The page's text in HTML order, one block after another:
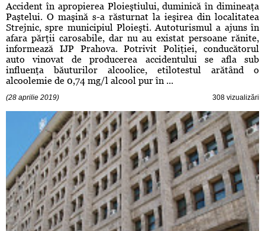
Accident în apropierea Ploieştiului, duminică în dimineaţa
Paştelui. O maşină s-a răsturnat la ieşirea din localitatea
Strejnic, spre municipiul Ploieşti. Autoturismul a ajuns în
afara părţii carosabile, dar nu au existat persoane rănite,
informează IJP Prahova. Potrivit Poliţiei, conducătorul
auto vinovat de producerea accidentului se afla sub
influenţa băuturilor alcoolice, etilotestul arătând o
alcoolemie de 0,74 mg/l alcool pur în ...
(28 aprilie 2019) 308 vizualizări